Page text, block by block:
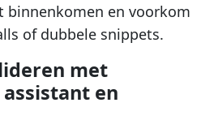
binnenkomen en voorkom
of dubbele snippets.
met
assistant en